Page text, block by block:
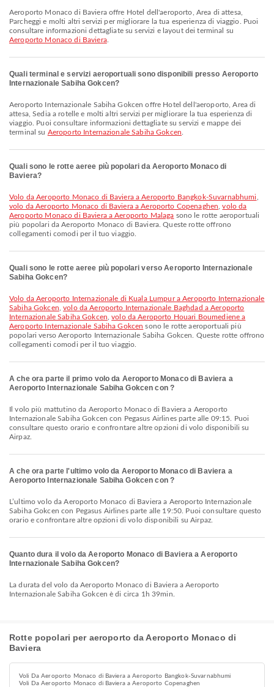
Aeroporto Monaco di Baviera offre Hotel dell'aeroporto, Area di attesa,
Parcheggi e molti altri servizi per migliorare la tua esperienza di viaggio. Puoi
consultare informazioni dettagliate su servizi e layout dei terminal su
Aeroporto Monaco di Baviera.
Quali terminal e servizi aeroportuali sono disponibili presso Aeroporto
Internazionale Sabiha Gokcen?
Aeroporto Internazionale Sabiha Gokcen offre Hotel dell'aeroporto, Area di
attesa, Sedia a rotelle e molti altri servizi per migliorare la tua esperienza di
viaggio. Puoi consultare informazioni dettagliate su servizi e mappe dei
terminal su Aeroporto Internazionale Sabiha Gokcen
Quali sono le rotte aeree più popolari da Aeroporto Monaco di
Baviera?
volo da Aeroporto Monaco di Baviera a Aeroporto Bangkok-Suvarnabhumi
volo da Aeroporto Monaco di Baviera a Aeroporto Copenaghen ,volo da
Aeroporto Monaco di Baviera a Aeroporto Malaga sono le rotte aeroportuali
più popolari da Aeroporto Monaco di Baviera. Queste rotte offrono
collegamenti comodi per il tuo viaggio.
Quali sono le rotte aeree più popolari verso Aeroporto Internazionale
Sabiha Gokcen?
volo da Aeroporto Internazionale di Kuala Lumpur a Aeroporto Internazionale
Sabiha Gokcen ,volo da Aeroporto Internazionale Baghdad a Aeroporto
Internazionale Sabiha Gokcen ,volo da Aeroporto Houari Boumediene a
Aeroporto Internazionale Sabiha Gokcen sono le rotte aeroportuali più
popolari verso Aeroporto Internazionale Sabiha Gokcen. Queste rotte offrono
collegamenti comodi per il tuo viaggio.
A che ora parte il primo volo da Aeroporto Monaco di Baviera a
Aeroporto Internazionale Sabiha Gokcen con ?
Il volo più mattutino da Aeroporto Monaco di Baviera a Aeroporto
Internazionale Sabiha Gokcen con Pegasus Airlines parte alle 09:15. Puoi
consultare questo orario e confrontare altre opzioni di volo disponibili su
Airpaz.
A che ora parte l'ultimo volo da Aeroporto Monaco di Baviera a
Aeroporto Internazionale Sabiha Gokcen con ?
L’ultimo volo da Aeroporto Monaco di Baviera a Aeroporto Internazionale
Sabiha Gokcen con Pegasus Airlines parte alle 19:50. Puoi consultare questo
orario e confrontare altre opzioni di volo disponibili su Airpaz.
Quanto dura il volo da Aeroporto Monaco di Baviera a Aeroporto
Internazionale Sabiha Gokcen?
La durata del volo da Aeroporto Monaco di Baviera a Aeroporto
Internazionale Sabiha Gokcen è di circa 1h 39min.
Rotte popolari per aeroporto da Aeroporto Monaco di
Baviera
Voli Da Aeroporto Monaco di Baviera a Aeroporto Bangkok-Suvarnabhumi
Voli Da Aeroporto Monaco di Baviera a Aeroporto Copenaghen